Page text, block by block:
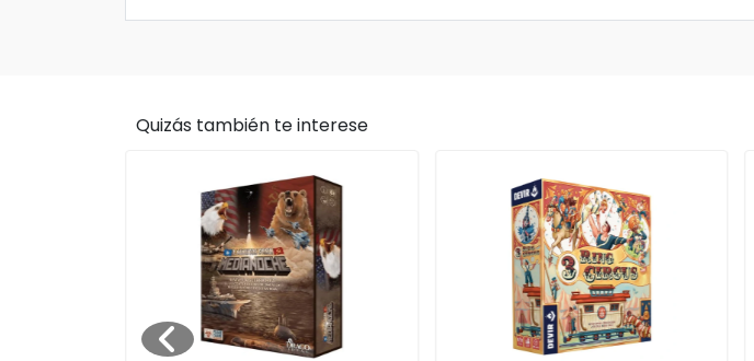
Quizás también te interese